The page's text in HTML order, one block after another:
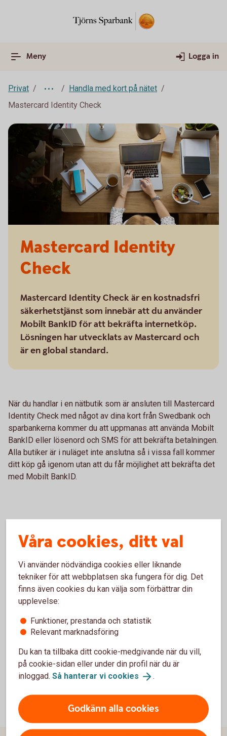
Meny Logga in
Privat
Handla med kort på nätet
Mastercard Identity Check
Mastercard Identity
Check
Mastercard Identity Check är en kostnadsfri
säkerhetstjänst som innebär att du använder
Mobilt BankID för att bekräfta internetköp.
Lösningen har utvecklats av Mastercard och
är en global standard.
När du handlar i en nätbutik som är ansluten till Mastercard
Identity Check med något av dina kort från Swedbank och
sparbankerna kommer du att uppmanas att använda Mobilt
BankID eller lösenord och SMS för att bekräfta betalningen.
Alla butiker är i nuläget inte anslutna så i vissa fall kommer
ditt köp gå igenom utan att du får möjlighet att bekräfta det
med Mobilt BankID.
När du ska handla på nätet
Slå på/av ditt kort för internetköp
För att kunna handla på nätet behöver du slå på ditt
kort för internetköp, det gör du enkelt i
Slå på/av ditt kort förinternetköp
Våra cookies, ditt val
Vi använder nödvändiga cookies eller liknande
tekniker för att webbplatsen ska fungera för dig. Det
finns även cookies du kan välja som förbättrar din
upplevelse:
Funktioner, prestanda och statistik
Relevant marknadsföring
Du kan ta tillbaka ditt cookie-medgivande när du vill,
på cookie-sidan eller under din profil när du är
inloggad. Så hanterar vi cookies .
Godkänn alla cookies